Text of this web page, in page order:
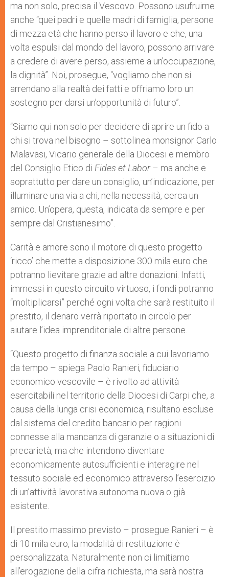
ma non solo, precisa il Vescovo. Possono usufruirne
anche “quei padri e quelle madri di famiglia, persone
di mezza età che hanno perso il lavoro e che, una
volta espulsi dal mondo del lavoro, possono arrivare
a credere di avere perso, assieme a un’occupazione,
la dignità”. Noi, prosegue, “vogliamo che non si
arrendano alla realtà dei fatti e offriamo loro un
sostegno per darsi un’opportunità di futuro”.
“Siamo qui non solo per decidere di aprire un fido a
chi si trova nel bisogno – sottolinea monsignor Carlo
Malavasi, Vicario generale della Diocesi e membro
del Consiglio Etico di Fides et Labor– ma anche e
soprattutto per dare un consiglio, un’indicazione, per
illuminare una via a chi, nella necessità, cerca un
amico. Un’opera, questa, indicata da sempre e per
sempre dal Cristianesimo”.
Carità e amore sono il motore di questo progetto
‘ricco’ che mette a disposizione 300 mila euro che
potranno lievitare grazie ad altre donazioni. Infatti,
immessi in questo circuito virtuoso, i fondi potranno
“moltiplicarsi” perché ogni volta che sarà restituito il
prestito, il denaro verrà riportato in circolo per
aiutare l’idea imprenditoriale di altre persone.
“Questo progetto di finanza sociale a cui lavoriamo
da tempo – spiega Paolo Ranieri, fiduciario
economico vescovile – è rivolto ad attività
esercitabili nel territorio della Diocesi di Carpi che, a
causa della lunga crisi economica, risultano escluse
dal sistema del credito bancario per ragioni
connesse alla mancanza di garanzie o a situazioni di
precarietà, ma che intendono diventare
economicamente autosufficienti e interagire nel
tessuto sociale ed economico attraverso l’esercizio
di un’attività lavorativa autonoma nuova o già
esistente.
Il prestito massimo previsto – prosegue Ranieri – è
di 10 mila euro, la modalità di restituzione è
personalizzata. Naturalmente non ci limitiamo
all’erogazione della cifra richiesta, ma sarà nostra